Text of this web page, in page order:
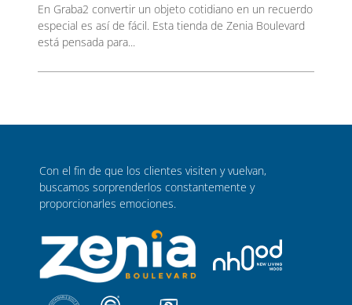
En Graba2 convertir un objeto cotidiano en un recuerdo
especial es así de fácil. Esta tienda de Zenia Boulevard
está pensada para...
Con el fin de que los clientes visiten y vuelvan,
buscamos sorprenderlos constantemente y
proporcionarles emociones.